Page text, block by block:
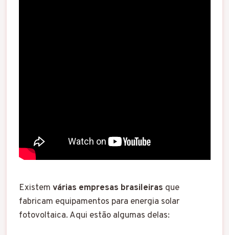
Existem várias empresas brasileiras que
fabricam equipamentos para energia solar
fotovoltaica. Aqui estão algumas delas: